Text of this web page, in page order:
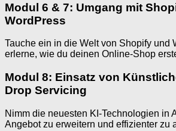
Modul 6 & 7: Umgang mit
WordPress
Tauche ein in die Welt von Shopify und
erlerne, wie du deinen Online-Shop
Modul 8: Einsatz von
Drop Servicing
Nimm die neuesten KI-Technologien in
Angebot zu erweitern und effizienter zu